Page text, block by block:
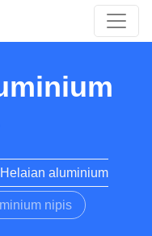
Helaian aluminium
nipis